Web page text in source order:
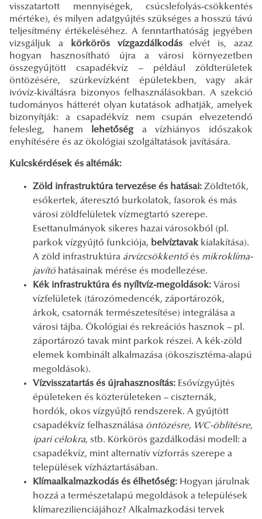
visszatartott mennyiségek, csúcslefolyás-csökkentés
mértéke), és milyen adatgyűjtés szükséges a hosszú távú
teljesítmény értékeléséhez. A fenntarthatóság jegyében
vizsgáljuk a
körkörös vízgazdálkodáselvét is, azaz
hogyan hasznosítható újra a városi környezetben
összegyűjtött csapadékvíz – például zöldterületek
öntözésére, szürkevízként épületekben, vagy akár
ivóvíz-kiváltásra bizonyos felhasználásokban. A szekció
tudományos hátterét olyan kutatások adhatják, amelyek
bizonyítják: a csapadékvíz nem csupán elvezetendő
felesleg, hanem
lehetőség a vízhiányos időszakok
enyhítésére és az ökológiai szolgáltatások javítására.
Kulcskérdések és altémák:
Zöld infrastruktúra tervezése és hatásai: Zöldtetők,
esőkertek, áteresztő burkolatok, fasorok és más
városi zöldfelületek vízmegtartó szerepe.
Esettanulmányok sikeres hazai városokból (pl.
parkok vízgyűjtő funkciója, belvíztavakkialakítása).
A zöld infrastruktúra árvízcsökkentőés mikroklíma-
javító hatásainak mérése és modellezése.
Kék infrastruktúra és nyíltvíz-megoldások: Városi
vízfelületek (tározómedencék, záportározók,
árkok, csatornák természetesítése) integrálása a
városi tájba. Ökológiai és rekreációs hasznok – pl.
záportározó tavak mint parkok részei. A kék-zöld
elemek kombinált alkalmazása (ökoszisztéma-alapú
megoldások).
Vízvisszatartás és újrahasznosítás: Esővízgyűjtés
épületeken és közterületeken – ciszternák,
hordók, okos vízgyűjtő rendszerek. A gyűjtött
csapadékvíz felhasználása öntözésre, WC-öblítésre,
ipari célokra, stb. Körkörös gazdálkodási modell: a
csapadékvíz, mint alternatív vízforrás szerepe a
települések vízháztartásában.
Klímaalkalmazkodás és élhetőség: Hogyan járulnak
hozzá a természetalapú megoldások a települések
klímarezilienciájához? Alkalmazkodási tervek